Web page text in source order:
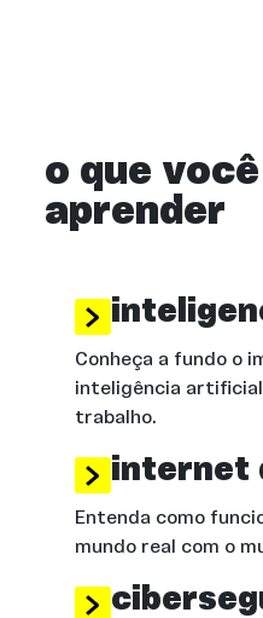
o que
aprender
Conheça a fundo o
inteligência
trabalho.
internet
Entenda como
mundo real com o